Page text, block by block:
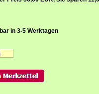
in 3-5 Werktagen